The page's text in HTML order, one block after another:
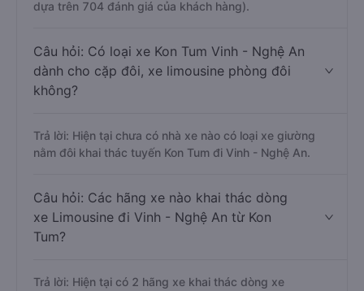
dựa trên 704 đánh giá của khách hàng).
Câu hỏi: Có loại xe Kon Tum Vinh - Nghệ An
dành cho cặp đôi, xe limousine phòng đôi
không?
Trả lời: Hiện tại chưa có nhà xe nào có loại xe giường
nằm đôi khai thác tuyến Kon Tum đi Vinh - Nghệ An.
Câu hỏi: Các hãng xe nào khai thác dòng
xe Limousine đi Vinh - Nghệ An từ Kon
Tum?
Trả lời: Hiện tại có 2 hãng xe khai thác dòng xe